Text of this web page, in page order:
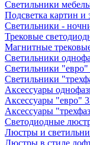
Светильники
Подсветка картин и
Светильники -
Трековые
Магнитные
Светильники
Светильники "евро"
Светильники
Аксессуары
Аксессуары "евро"
Аксессуары
Светодиодные
Люстры и
Люстры в стиле